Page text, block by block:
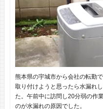
熊本県の宇城市から会社の転勤
取り付けようと思ったら水漏れ
た。午前中に訪問し20分弱の作
のが水漏れの原因でした。